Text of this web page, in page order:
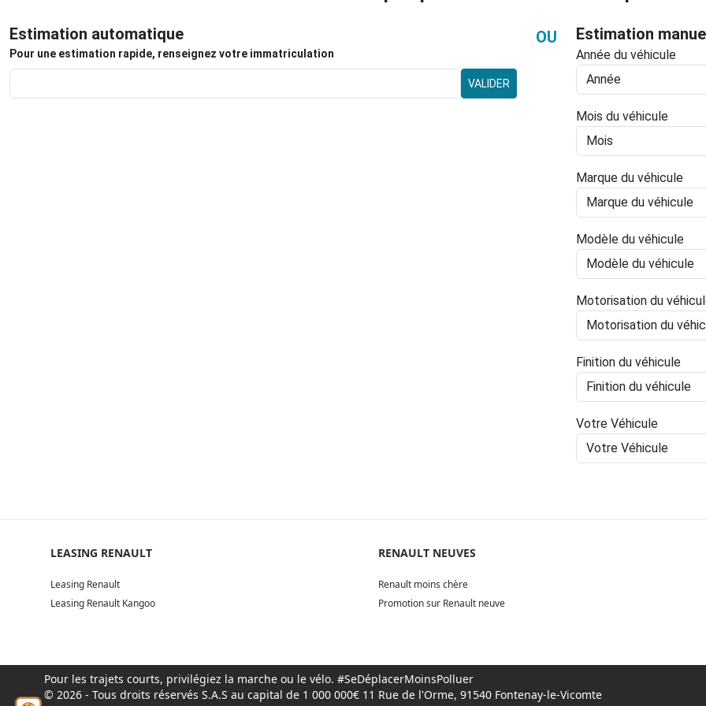
Estimation automatique
Pour une estimation rapide, renseignez votre immatriculation
VALIDER
OU Estimation
Année du véhicule
Mois du véhicule
Marque du véhicule
Modèle du véhicule
Motorisation du
Finition du véhicule
Votre Véhicule
LEASING RENAULT
Leasing Renault
Leasing Renault Kangoo
RENAULT NEUVES
Renault moins chère
Promotion sur Renault neuve
Pour les trajets courts, privilégiez la marche ou le vélo. #SeDéplacerMoinsPolluer
© 2026 - Tous droits réservés S.A.S au capital de 1 000 000€ 11 Rue de l'Orme, 91540 Fontenay-le-Vicomte